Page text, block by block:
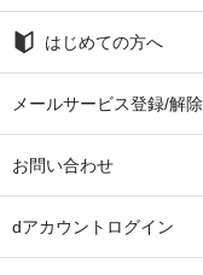
はじめての方へ
メールサービス登録/解除
お問い合わせ
dアカウントログイン